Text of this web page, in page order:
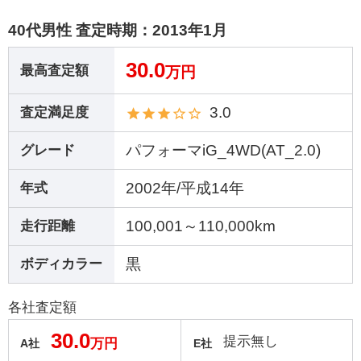
40代男性 査定時期： 2013年1月
最高査定額 30.0万円
査定満足度 3.0
グレード パフォーマiG_4WD(AT_2.0)
年式 2002年/平成14年
走行距離 100,001～110,000km
ボディカラー 黒
各社査定額
A社 30.0万円 E社 提示無し